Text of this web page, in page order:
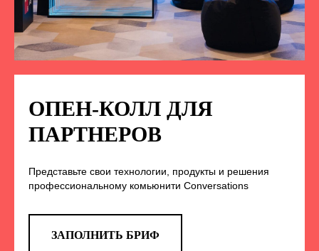
ОПЕН-КОЛЛ ДЛЯ
ПАРТНЕРОВ
Представьте свои технологии, продукты и решения
профессиональному комьюнити Conversations
ЗАПОЛНИТЬ БРИФ
НА НАС В СОЦСЕТЯХ
TELEGRAM
анонс новых спикеров и другие
новости конференции